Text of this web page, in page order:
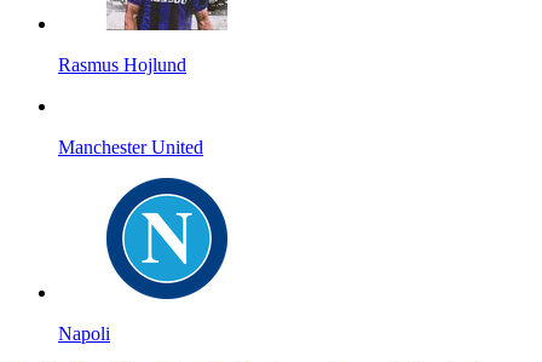
Rasmus Hojlund
Manchester United
Napoli